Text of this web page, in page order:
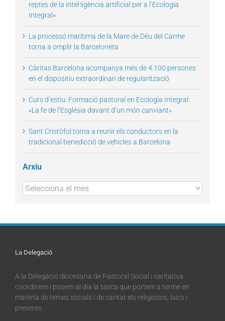
reptes de la intel·ligència artificial per a l’Ecologia
Integral»
La processó marítima de la Mare de Déu del Carme
torna a omplir la Barceloneta
Càritas Barcelona acompanya més de 4.100 persones
en el dispositiu extraordinari de regularització
Curs d’estiu: Formació pastoral en Ecologia Integral:
«La fe de l’Església davant d’un món canviant»
Sant Cristòfol torna a reunir els conductors en la
tradicional benedicció de vehicles a Barcelona
Arxiu
Arxius
La Delegació
A la Delegació diocesana de Pastoral Social i caritativa
coordinem i posem al dia la tasca que portem a terme en
matèria de temes socials i de caritat els religiosos, laics i
preveres.